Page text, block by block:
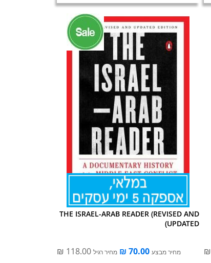
THE ISRAEL-ARAB READER (REVISED AND
UPDATED)
מחיר מבצע ‏70.00 ‏₪ מחיר רגיל ‏118.00 ‏₪